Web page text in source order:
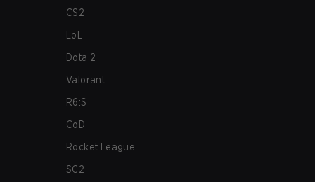
CS2
LoL
Dota 2
Valorant
R6:S
CoD
Rocket League
SC2